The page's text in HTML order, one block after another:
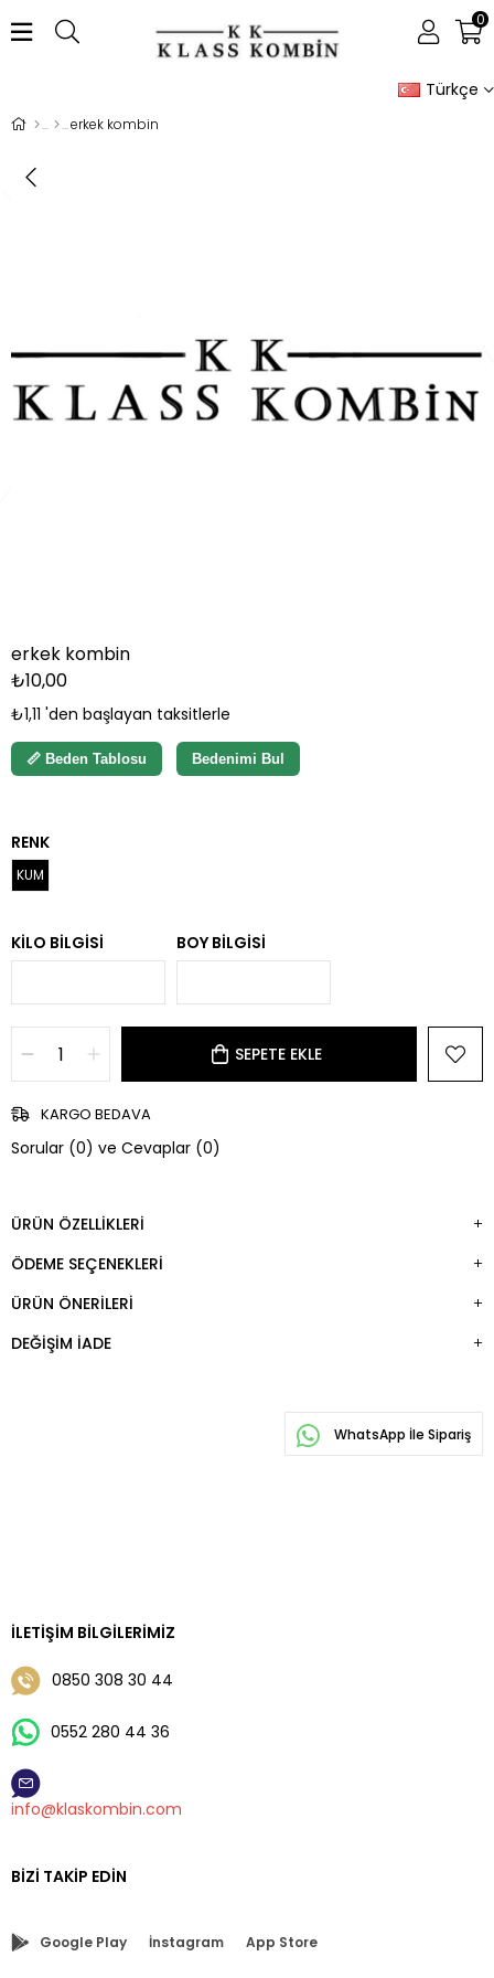
Türkçe
0
erkek kombin
erkek kombin
₺10,00
₺1,11 'den başlayan taksitlerle
📏 Beden Tablosu Bedenimi Bul
RENK
KUM
KILO BILGISI BOY BILGISI
KARGO BEDAVA
Sorular (0) ve Cevaplar (0)
ÜRÜN ÖZELLIKLERI
ÖDEME SEÇENEKLERI
ÜRÜN ÖNERILERI
DEĞIŞIM İADE
WhatsApp İle Sipariş
İLETIŞIM BILGILERIMIZ
0850 308 30 44
0552 280 44 36
info@klaskombin.com
BIZI TAKIP EDIN
Google Play İnstagram App Store